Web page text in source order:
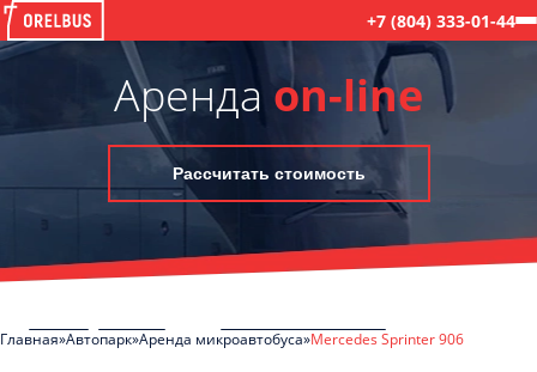
+7 (804) 333-01-44
Аренда on-line
Рассчитать стоимость
Главная Автопарк Аренда микроавтобуса Mercedes Sprinter 906